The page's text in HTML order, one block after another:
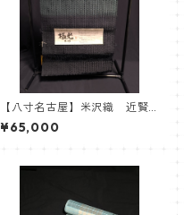
【八寸名古屋】米沢織 近賢
織物 おしゃれ八寸帯 極光
(オーロラ)
¥65,000